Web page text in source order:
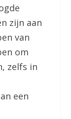
zijn aan
van
om
zelfs in
een